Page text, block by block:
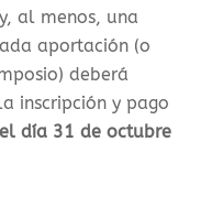
al menos, una
aportación (o
deberá
inscripción y pago
día 31 de octubre